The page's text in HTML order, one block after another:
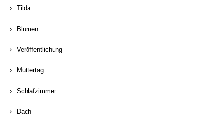
Tilda
Blumen
Veröffentlichung
Muttertag
Schlafzimmer
Dach